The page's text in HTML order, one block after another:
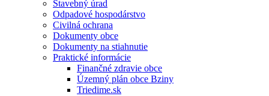
Stavebný úrad
Odpadové hospodárstvo
Civilná ochrana
Dokumenty obce
Dokumenty na stiahnutie
Praktické informácie
Finančné zdravie obce
Územný plán obce Bziny
Triedime.sk